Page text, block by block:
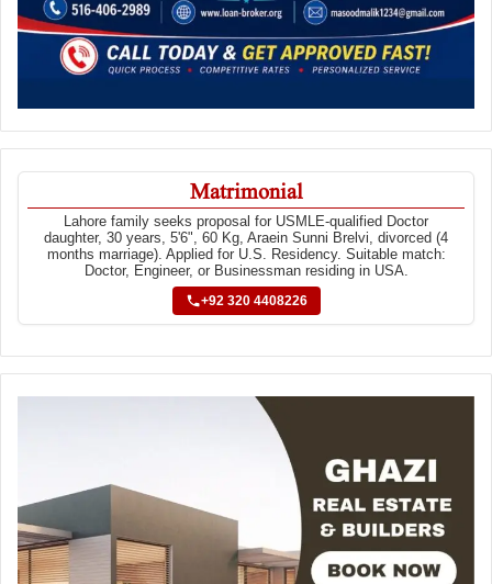
Matrimonial
Lahore family seeks proposal for USMLE-qualified Doctor
daughter, 30 years, 5'6", 60 Kg, Araein Sunni Brelvi, divorced (4
months marriage). Applied for U.S. Residency. Suitable match:
Doctor, Engineer, or Businessman residing in USA.
+92 320 4408226